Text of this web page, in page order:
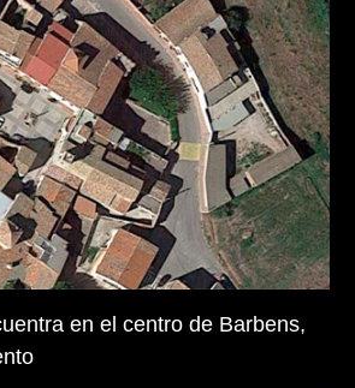
en el centro de Barbens,